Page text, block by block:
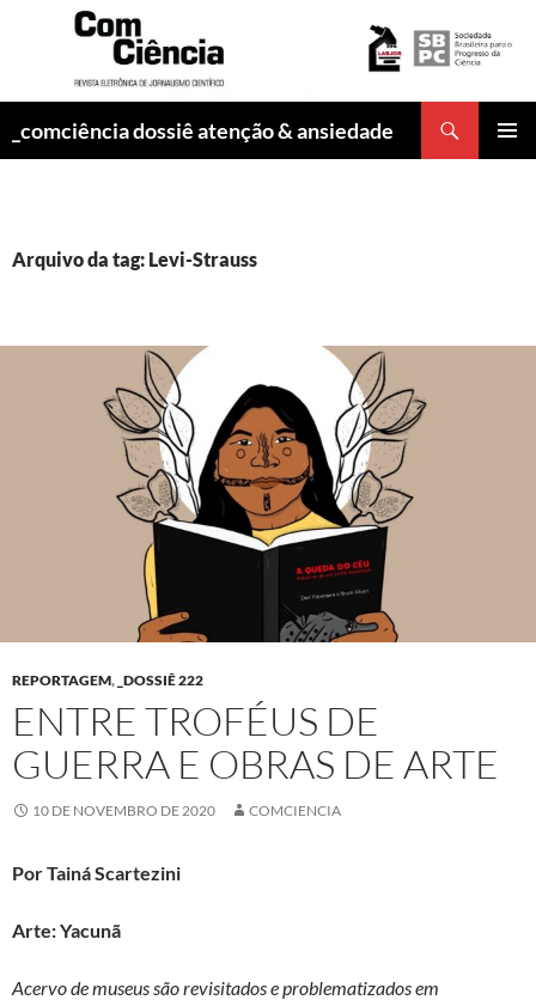
_comciência dossiê atenção & ansiedade
Arquivo da tag: Levi-Strauss
REPORTAGEM, _DOSSIÊ 222
ENTRE TROFÉUS DE
GUERRA E OBRAS DE ARTE
10 DE NOVEMBRO DE 2020 COMCIENCIA
Por Tainá Scartezini
Arte: Yacunã
Acervo de museus são revisitados e problematizados em